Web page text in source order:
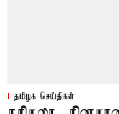
தமிழக செய்திகள்